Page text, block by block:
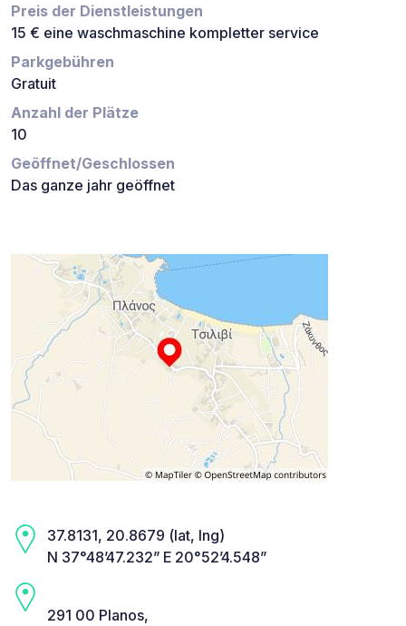
Preis der Dienstleistungen
15 € eine waschmaschine kompletter service
Parkgebühren
Gratuit
Anzahl der Plätze
10
Geöffnet/Geschlossen
Das ganze jahr geöffnet
37.8131, 20.8679 (lat, lng)
N 37°48’47.232” E 20°52’4.548”
291 00 Planos,